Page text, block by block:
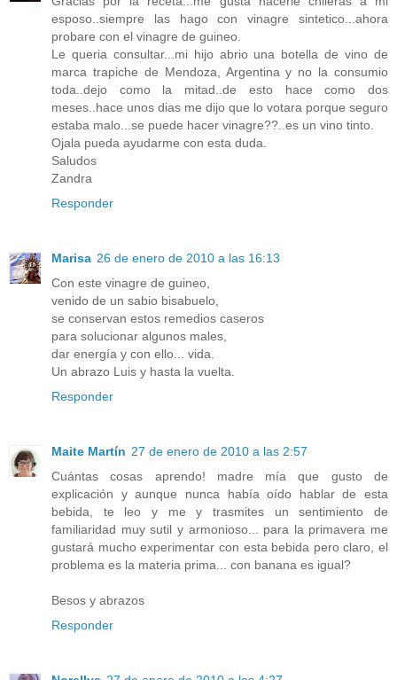
esposo..siempre las hago con vinagre sintetico...ahora
probare con el vinagre de guineo.
Le queria consultar...mi hijo abrio una botella de vino de
marca trapiche de Mendoza, Argentina y no la consumio
toda..dejo como la mitad..de esto hace como dos
meses..hace unos dias me dijo que lo votara porque seguro
estaba malo...se puede hacer vinagre??..es un vino tinto.
Ojala pueda ayudarme con esta duda.
Saludos
Zandra
Responder
Marisa 26 de enero de 2010 a las 16:13
Con este vinagre de guineo,
venido de un sabio bisabuelo,
se conservan estos remedios caseros
para solucionar algunos males,
dar energía y con ello... vida.
Un abrazo Luis y hasta la vuelta.
Responder
Maite Martín 27 de enero de 2010 a las 2:57
Cuántas cosas aprendo! madre mía que gusto de
explicación y aunque nunca había oído hablar de esta
bebida, te leo y me y trasmites un sentimiento de
familiaridad muy sutil y armonioso... para la primavera me
gustará mucho experimentar con esta bebida pero claro, el
problema es la materia prima... con banana es igual?
Besos y abrazos
Responder